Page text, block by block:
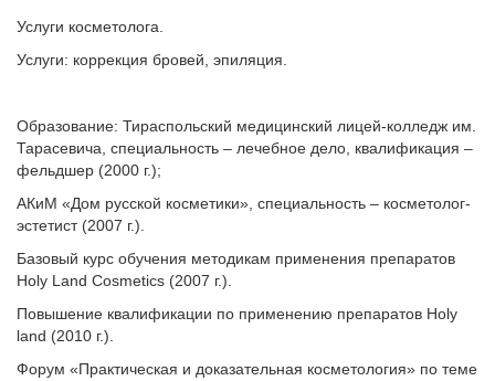
Услуги косметолога.
Услуги: коррекция бровей, эпиляция.
Образование: Тираспольский медицинский лицей-колледж им.
Тарасевича, специальность – лечебное дело, квалификация –
фельдшер (2000 г.);
АКиМ «Дом русской косметики», специальность – косметолог-
эстетист (2007 г.).
Базовый курс обучения методикам применения препаратов
Holy Land Cosmetics (2007 г.).
Повышение квалификации по применению препаратов Holy
land (2010 г.).
Форум «Практическая и доказательная косметология» по теме